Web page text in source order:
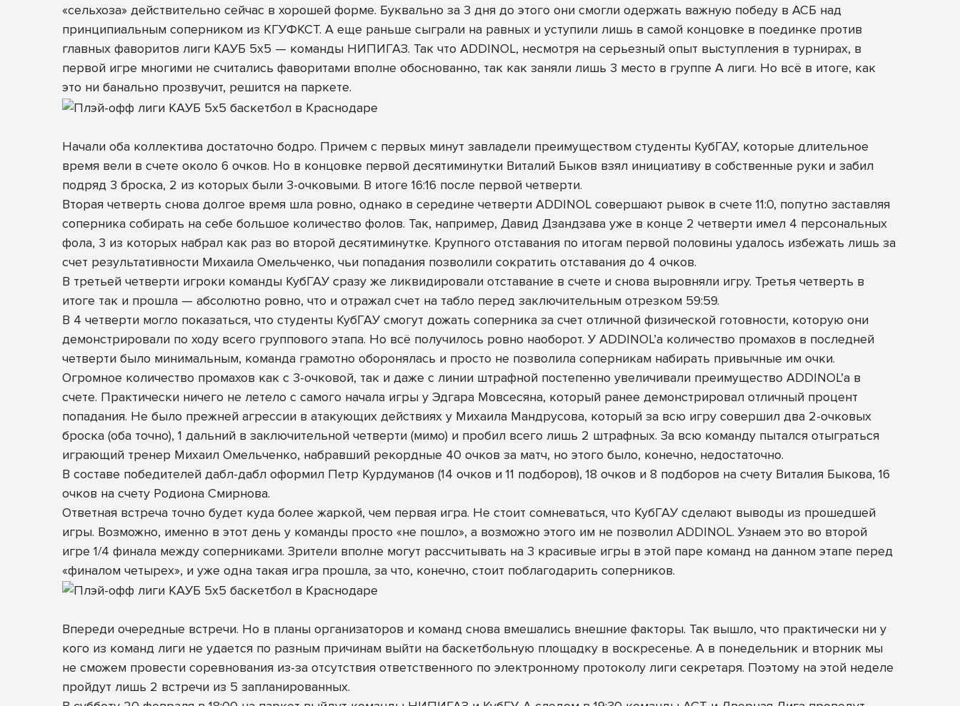
«сельхоза» действительно сейчас в хорошей форме. Буквально за 3 дня до этого они смогли одержать важную победу в АСБ над
принципиальным соперником из КГУФКСТ. А еще раньше сыграли на равных и уступили лишь в самой концовке в поединке против
главных фаворитов лиги КАУБ 5х5 — команды НИПИГАЗ. Так что ADDINOL, несмотря на серьезный опыт выступления в турнирах, в
первой игре многими не считались фаворитами вполне обоснованно, так как заняли лишь 3 место в группе А лиги. Но всё в итоге, как
это ни банально прозвучит, решится на паркете.
Начали оба коллектива достаточно бодро. Причем с первых минут завладели преимуществом студенты КубГАУ, которые длительное
время вели в счете около 6 очков. Но в концовке первой десятиминутки Виталий Быков взял инициативу в собственные руки и забил
подряд 3 броска, 2 из которых были 3-очковыми. В итоге 16:16 после первой четверти.
Вторая четверть снова долгое время шла ровно, однако в середине четверти ADDINOL совершают рывок в счете 11:0, попутно заставляя
соперника собирать на себе большое количество фолов. Так, например, Давид Дзандзава уже в конце 2 четверти имел 4 персональных
фола, 3 из которых набрал как раз во второй десятиминутке. Крупного отставания по итогам первой половины удалось избежать лишь за
счет результативности Михаила Омельченко, чьи попадания позволили сократить отставания до 4 очков.
В третьей четверти игроки команды КубГАУ сразу же ликвидировали отставание в счете и снова выровняли игру. Третья четверть в
итоге так и прошла — абсолютно ровно, что и отражал счет на табло перед заключительным отрезком 59:59.
В 4 четверти могло показаться, что студенты КубГАУ смогут дожать соперника за счет отличной физической готовности, которую они
демонстрировали по ходу всего группового этапа. Но всё получилось ровно наоборот. У ADDINOL’а количество промахов в последней
четверти было минимальным, команда грамотно оборонялась и просто не позволила соперникам набирать привычные им очки.
Огромное количество промахов как с 3-очковой, так и даже с линии штрафной постепенно увеличивали преимущество ADDINOL’а в
счете. Практически ничего не летело с самого начала игры у Эдгара Мовсесяна, который ранее демонстрировал отличный процент
попадания. Не было прежней агрессии в атакующих действиях у Михаила Мандрусова, который за всю игру совершил два 2-очковых
броска (оба точно), 1 дальний в заключительной четверти (мимо) и пробил всего лишь 2 штрафных. За всю команду пытался отыграться
играющий тренер Михаил Омельченко, набравший рекордные 40 очков за матч, но этого было, конечно, недостаточно.
В составе победителей дабл-дабл оформил Петр Курдуманов (14 очков и 11 подборов), 18 очков и 8 подборов на счету Виталия Быкова, 16
очков на счету Родиона Смирнова.
Ответная встреча точно будет куда более жаркой, чем первая игра. Не стоит сомневаться, что КубГАУ сделают выводы из прошедшей
игры. Возможно, именно в этот день у команды просто «не пошло», а возможно этого им не позволил ADDINOL. Узнаем это во второй
игре 1/4 финала между соперниками. Зрители вполне могут рассчитывать на 3 красивые игры в этой паре команд на данном этапе перед
«финалом четырех», и уже одна такая игра прошла, за что, конечно, стоит поблагодарить соперников.
Впереди очередные встречи. Но в планы организаторов и команд снова вмешались внешние факторы. Так вышло, что практически ни у
кого из команд лиги не удается по разным причинам выйти на баскетбольную площадку в воскресенье. А в понедельник и вторник мы
не сможем провести соревнования из-за отсутствия ответственного по электронному протоколу лиги секретаря. Поэтому на этой неделе
пройдут лишь 2 встречи из 5 запланированных.